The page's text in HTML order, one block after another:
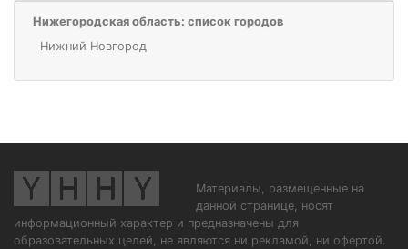
Нижегородская область: список городов
Нижний Новгород
Материалы, размещенные на
данной странице, носят
информационный характер и предназначены для
образовательных целей, не являются ни рекламой, ни офертой.